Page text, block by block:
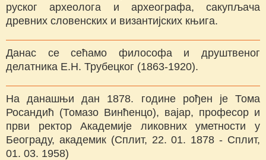
руског археолога и археографа, сакупљача
древних словенских и византијских књига.
Данас се сећамо философа и друштвеног
делатника Е.Н. Трубецког (1863-1920).
На данашњи дан 1878. године рођен је Тома
Росандић (Томазо Винћенцо), вајар, професор и
први ректор Академије ликовних уметности у
Београду, академик (Сплит, 22. 01. 1878 - Сплит,
01. 03. 1958)